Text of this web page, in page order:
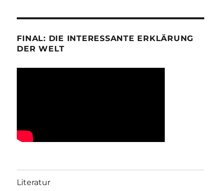
FINAL: DIE INTERESSANTE ERKLÄRUNG
DER WELT
Literatur